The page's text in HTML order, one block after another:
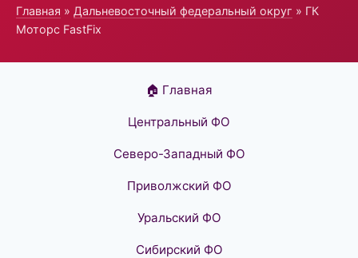
Главная » Дальневосточный федеральный округ » ГК
Моторс FastFix
🏠 Главная
Центральный ФО
Северо-Западный ФО
Приволжский ФО
Уральский ФО
Сибирский ФО